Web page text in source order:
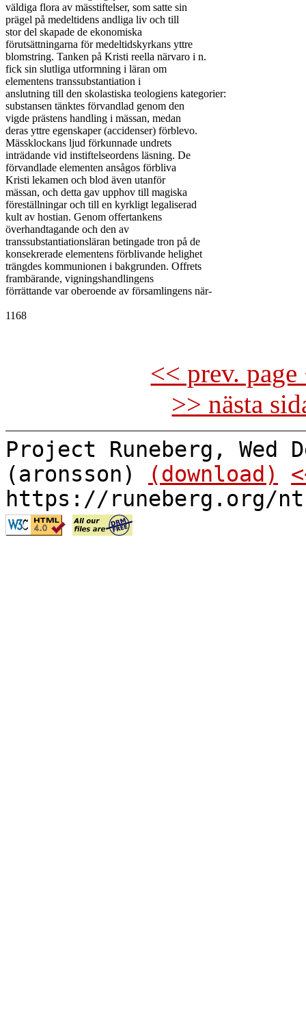
väldiga flora av mässtiftelser, som satte sin
prägel på medeltidens andliga liv och till
stor del skapade de ekonomiska
förutsättningarna för medeltidskyrkans yttre
blomstring. Tanken på Kristi reella närvaro i n.
fick sin slutliga utformning i läran om
elementens transsubstantiation i
anslutning till den skolastiska teologiens kategorier:
substansen tänktes förvandlad genom den
vigde prästens handling i mässan, medan
deras yttre egenskaper (accidenser) förblevo.
Mässklockans ljud förkunnade undrets
inträdande vid instiftelseordens läsning. De
förvandlade elementen ansågos förbliva
Kristi lekamen och blod även utanför
mässan, och detta gav upphov till magiska
föreställningar och till en kyrkligt legaliserad
kult av hostian. Genom offertankens
överhandtagande och den av
transsubstantiationsläran betingade tron på de
konsekrerade elementens förblivande helighet
trängdes kommunionen i bakgrunden. Offrets
frambärande, vigningshandlingens
förrättande var oberoende av församlingens när-
1168
<< prev.
>> nästa
Project Runeberg, Wed
(aronsson)
(download)
https://runeberg.org/